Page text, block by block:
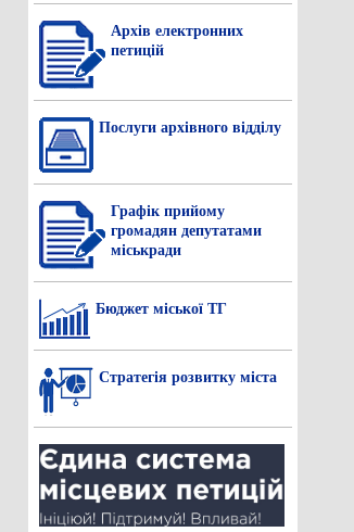
Архів електронних
петицій
Послуги архівного відділу
Графік прийому
громадян депутатами
міськради
Бюджет міської ТГ
Стратегія розвитку міста